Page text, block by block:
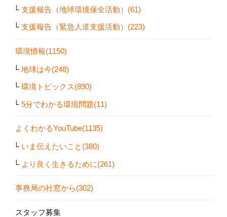
支援報告（地球環境保全活動）(61)
支援報告（緊急人道支援活動）(223)
環境情報(1150)
地球は今(248)
環境トピックス(890)
5分でわかる環境問題(11)
よくわかるYouTube(1135)
いま伝えたいこと(380)
より良く生きるために(261)
事務局の社窓から(302)
スタッフ募集